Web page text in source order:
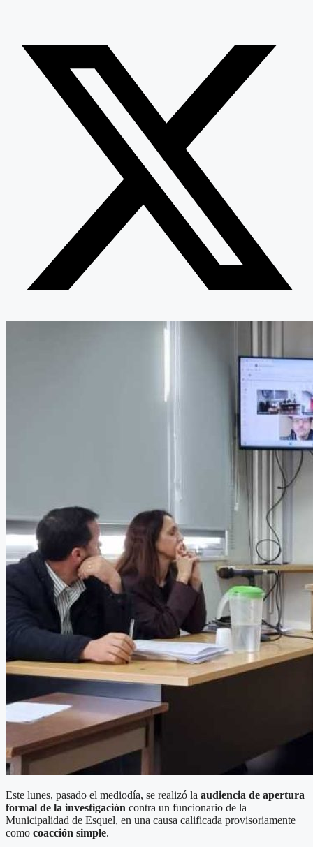
Este lunes, pasado el mediodía, se realizó la audiencia de apertura
formal de la investigación contra un funcionario de la
Municipalidad de Esquel, en una causa calificada provisoriamente
como coacción simple.